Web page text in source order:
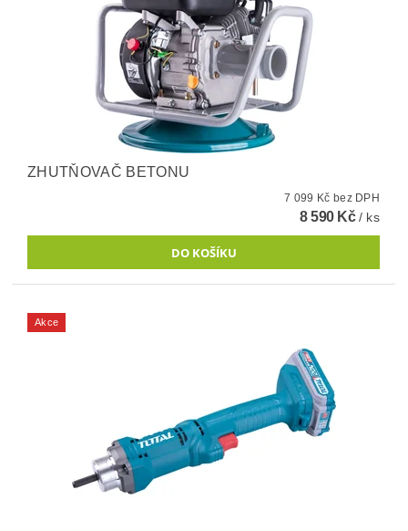
ZHUTŇOVAČ BETONU
7 099 Kč bez DPH
8 590 Kč/ ks
Akce